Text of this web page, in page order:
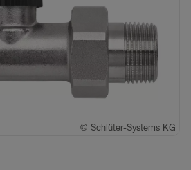
© Schlüter-Systems KG